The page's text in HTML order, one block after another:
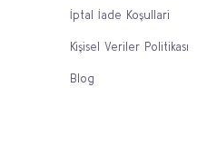
İptal İade Koşullari
Kişisel Veriler Politikası
Blog